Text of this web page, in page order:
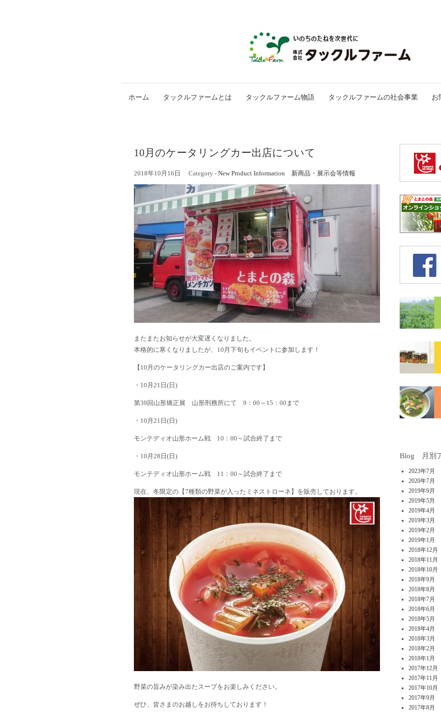
ホーム タックルファームとは タックルファーム物語 タックルファームの社会事業 お
10月のケータリングカー出店について
2018年10月16日 Category - New Product Information 新商品・展示会等情報
またまたお知らせが大変遅くなりました。
本格的に寒くなりましたが、10月下旬もイベントに参加します！
【10月のケータリングカー出店のご案内です】
・10月21日(日)
第39回山形矯正展 山形刑務所にて 9：00～15：00まで
・10月21日(日)
モンテディオ山形ホーム戦 10：00～試合終了まで
・10月28日(日)
モンテディオ山形ホーム戦 11：00～試合終了まで
現在、冬限定の【7種類の野菜が入ったミネストローネ】を販売しております。
野菜の旨みが染み出たスープをお楽しみください。
ぜひ、皆さまのお越しをお待ちしております！
Blog 月別
2023年7月
2020年7月
2019年9月
2019年5月
2019年4月
2019年3月
2019年2月
2019年1月
2018年12月
2018年11月
2018年10月
2018年9月
2018年8月
2018年7月
2018年6月
2018年5月
2018年4月
2018年3月
2018年2月
2018年1月
2017年12月
2017年11月
2017年10月
2017年9月
2017年8月